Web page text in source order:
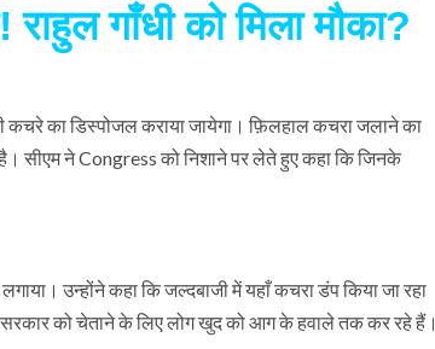
गाँधी को मिला मौका?
कचरे का डिस्पोजल कराया जायेगा। फ़िलहाल कचरा जलाने का
सीएम ने Congress को निशाने पर लेते हुए कहा कि जिनके
उन्होंने कहा कि जल्दबाजी में यहाँ कचरा डंप किया जा रहा
को चेताने के लिए लोग खुद को आग के हवाले तक कर रहे हैं।